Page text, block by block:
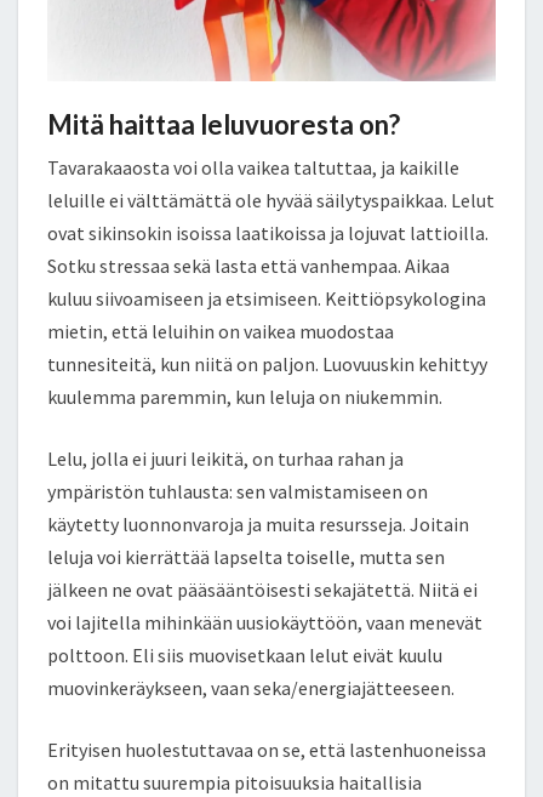
Mitä haittaa leluvuoresta on?
Tavarakaaosta voi olla vaikea taltuttaa, ja kaikille
leluille ei välttämättä ole hyvää säilytyspaikkaa. Lelut
ovat sikinsokin isoissa laatikoissa ja lojuvat lattioilla.
Sotku stressaa sekä lasta että vanhempaa. Aikaa
kuluu siivoamiseen ja etsimiseen. Keittiöpsykologina
mietin, että leluihin on vaikea muodostaa
tunnesiteitä, kun niitä on paljon. Luovuuskin kehittyy
kuulemma paremmin, kun leluja on niukemmin.
Lelu, jolla ei juuri leikitä, on turhaa rahan ja
ympäristön tuhlausta: sen valmistamiseen on
käytetty luonnonvaroja ja muita resursseja. Joitain
leluja voi kierrättää lapselta toiselle, mutta sen
jälkeen ne ovat pääsääntöisesti sekajätettä. Niitä ei
voi lajitella mihinkään uusiokäyttöön, vaan menevät
polttoon. Eli siis muovisetkaan lelut eivät kuulu
muovinkeräykseen, vaan seka/energiajätteeseen.
Erityisen huolestuttavaa on se, että lastenhuoneissa
on mitattu suurempia pitoisuuksia haitallisia